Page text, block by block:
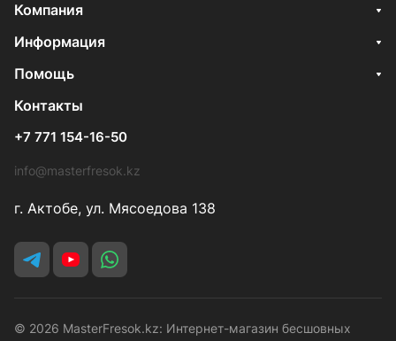
Компания
Информация
Помощь
Контакты
+7 771 154-16-50
info@masterfresok.kz
г. Актобе, ул. Мясоедова 138
© 2026 MasterFresok.kz: Интернет-магазин бесшовных